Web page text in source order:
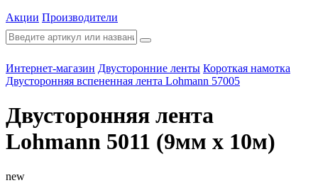
Акции Производители
Интернет-магазин Двусторонние ленты Короткая намотка
Двусторонняя вспененная лента Lohmann 57005
Двусторонняя лента
Lohmann 5011 (9мм х 10м)
new